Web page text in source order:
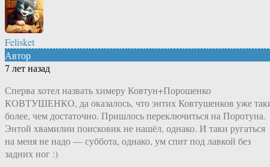
Felisket
Автор
7 лет назад
Сперва хотел назвать химеру Ковтун+Порошенко
КОВТУШЕНКО, да оказалось, что энтих Ковтушенков уже
более, чем достаточно. Пришлось переключиться на Поротуна.
Энтой хвамилии поисковик не нашёл, однако. И таки ругаться
на меня не надо — суббота, однако, ум спит под лавкой без
задних ног :)